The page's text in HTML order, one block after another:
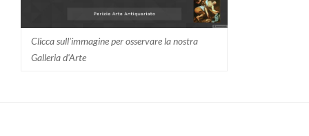
Clicca sull'immagine per osservare la nostra
Galleria d'Arte